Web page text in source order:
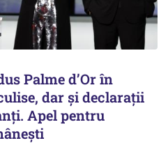
Palme d’Or în
dar şi declaraţii
Apel pentru